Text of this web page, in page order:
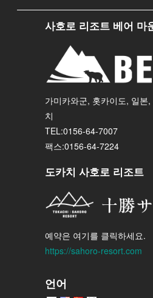
사호로 리조트 베어 마
가미카와군, 홋카이도, 일본
치
TEL:0156-64-7007
팩스:0156-64-7224
도카치 사호로 리조트
예약은 여기를 클릭하세요.
https://sahoro-resort.com
언어